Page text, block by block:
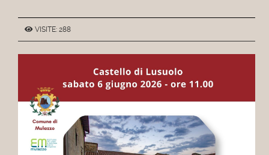
VISITE: 288